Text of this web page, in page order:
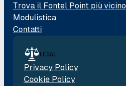
LEGAL
Privacy Policy
Cookie Policy
Trova il Fontel Point più vicino
Modulistica
Contatti